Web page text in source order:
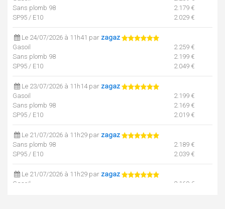
Sans plomb 98
2.179 €
SP95 / E10
2.029 €
Le 24/07/2026 à 11h41 par zagaz
Gasoil
2.259 €
Sans plomb 98
2.199 €
SP95 / E10
2.049 €
Le 23/07/2026 à 11h14 par zagaz
Gasoil
2.199 €
Sans plomb 98
2.169 €
SP95 / E10
2.019 €
Le 21/07/2026 à 11h29 par zagaz
Sans plomb 98
2.189 €
SP95 / E10
2.039 €
Le 21/07/2026 à 11h29 par zagaz
Gasoil
2.169 €